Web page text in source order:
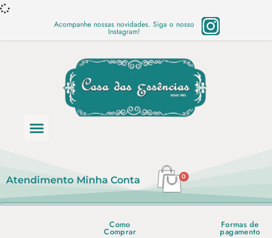
Acompanhe nossas novidades. Siga o nosso
Instagram!
Atendimento Minha Conta 0
Como
Comprar
Formas de
pagamento